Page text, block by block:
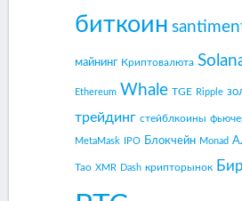
биткоин
майнинг Криптовалюта
Ethereum Whale TGE Ripple
трейдинг стейблкоины
MetaMask IPO Блокчейн Monad
Tao XMR Dash крипторынок